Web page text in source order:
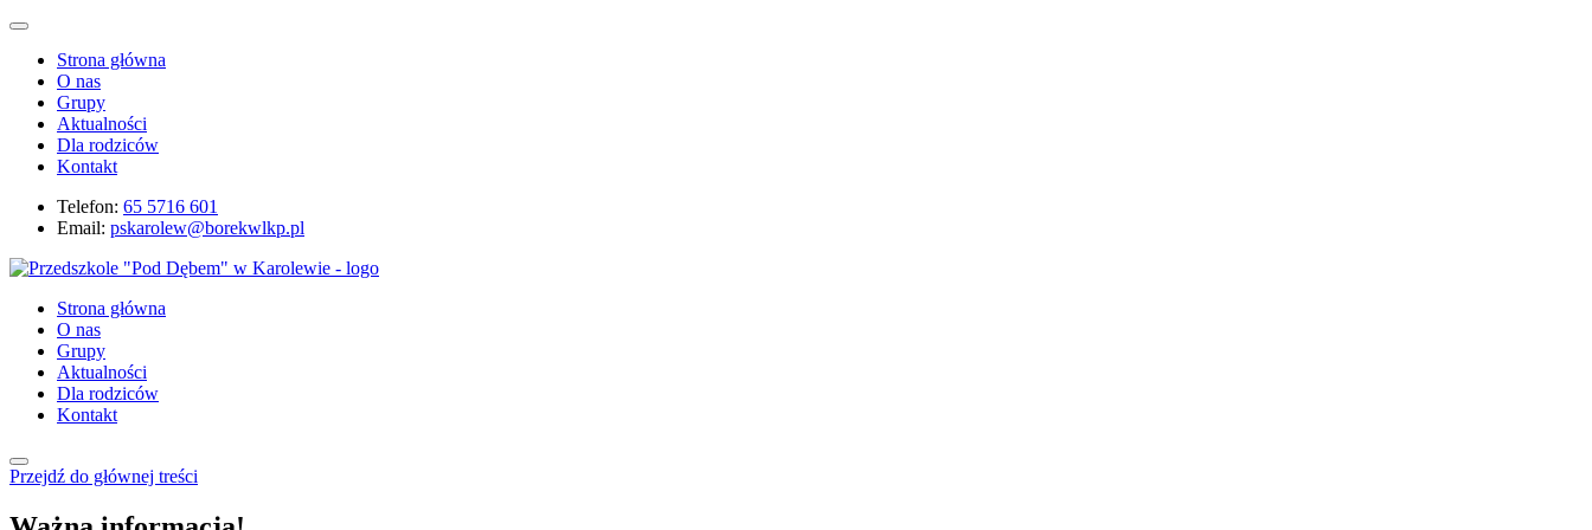
Strona główna
O nas
Grupy
Aktualności
Dla rodziców
Kontakt
Telefon: 65 5716 601
Email: pskarolew@borekwlkp.pl
Strona główna
O nas
Grupy
Aktualności
Dla rodziców
Kontakt
Przejdź do głównej treści